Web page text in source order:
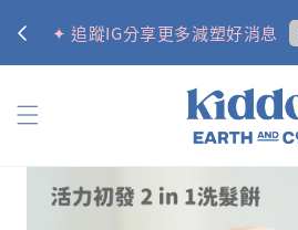
✦ 追蹤IG分享更多減塑好消息